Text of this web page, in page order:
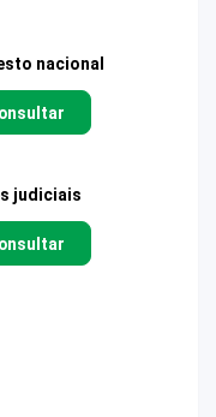
nacional
judiciais